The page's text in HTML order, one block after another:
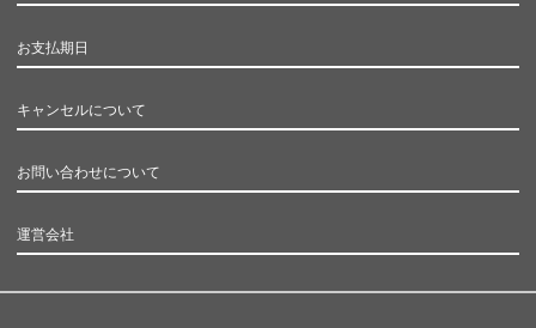
お支払期日
キャンセルについて
お問い合わせについて
運営会社